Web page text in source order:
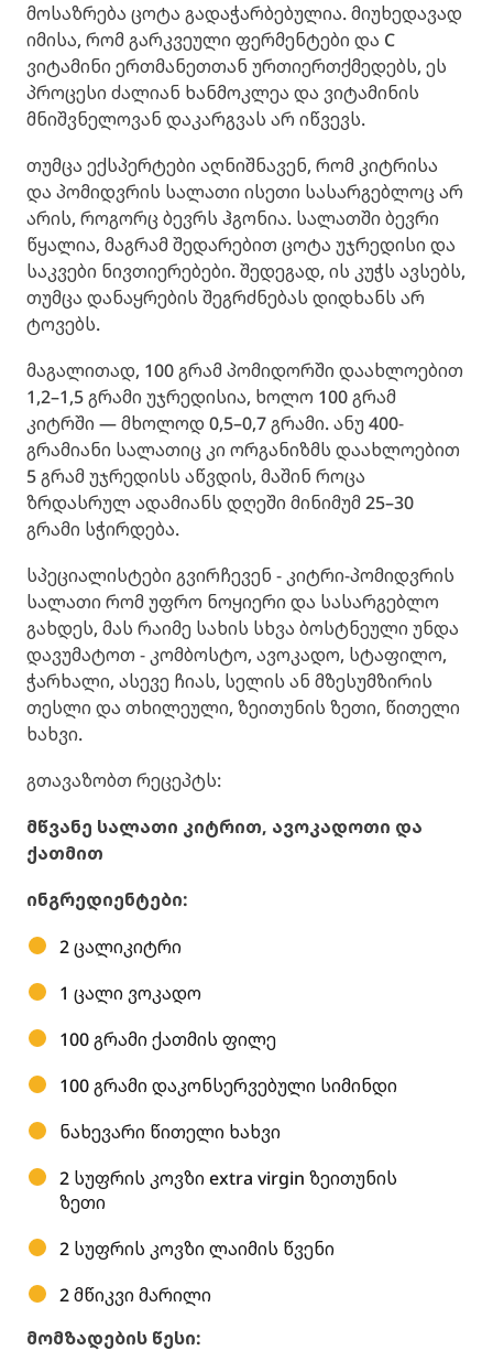
მოსაზრება ცოტა გადაჭარბებულია. მიუხედავად
იმისა, რომ გარკვეული ფერმენტები და C
ვიტამინი ერთმანეთთან ურთიერთქმედებს, ეს
პროცესი ძალიან ხანმოკლეა და ვიტამინის
მნიშვნელოვან დაკარგვას არ იწვევს.
თუმცა ექსპერტები აღნიშნავენ, რომ კიტრისა
და პომიდვრის სალათი ისეთი სასარგებლოც არ
არის, როგორც ბევრს ჰგონია. სალათში ბევრი
წყალია, მაგრამ შედარებით ცოტა უჯრედისი და
საკვები ნივთიერებები. შედეგად, ის კუჭს ავსებს,
თუმცა დანაყრების შეგრძნებას დიდხანს არ
ტოვებს.
მაგალითად, 100 გრამ პომიდორში დაახლოებით
1,2–1,5 გრამი უჯრედისია, ხოლო 100 გრამ
კიტრში — მხოლოდ 0,5–0,7 გრამი. ანუ 400-
გრამიანი სალათიც კი ორგანიზმს დაახლოებით
5 გრამ უჯრედისს აწვდის, მაშინ როცა
ზრდასრულ ადამიანს დღეში მინიმუმ 25–30
გრამი სჭირდება.
სპეციალისტები გვირჩევენ - კიტრი-პომიდვრის
სალათი რომ უფრო ნოყიერი და სასარგებლო
გახდეს, მას რაიმე სახის სხვა ბოსტნეული უნდა
დავუმატოთ - კომბოსტო, ავოკადო, სტაფილო,
ჭარხალი, ასევე ჩიას, სელის ან მზესუმზირის
თესლი და თხილეული, ზეითუნის ზეთი, წითელი
ხახვი.
გთავაზობთ რეცეპტს:
მწვანე სალათი კიტრით, ავოკადოთი და
ქათმით
ინგრედიენტები:
2 ცალიკიტრი
1 ცალივოკადო
100 გრამი ქათმის ფილე
100 გრამი დაკონსერვებული სიმინდი
ნახევარი წითელი ხახვი
2 სუფრის კოვზი extra virgin ზეითუნის
ზეთი
2 სუფრის კოვზი ლაიმის წვენი
2 მწიკვი მარილი
მომზადების წესი: